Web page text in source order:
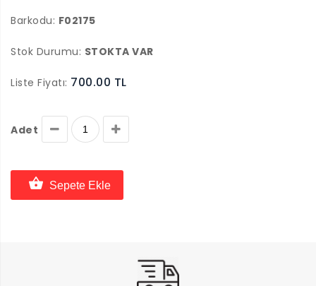
Barkodu: F02175
Stok Durumu: STOKTA VAR
Liste Fiyatı: 700.00 TL
Adet
Sepete Ekle